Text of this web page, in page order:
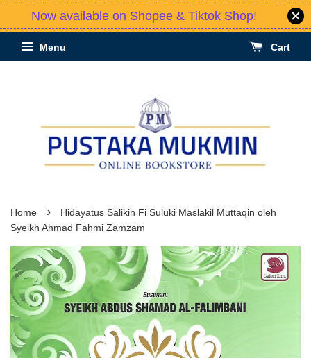
Now available on Shopee & Tiktok Shop!
Menu Cart
Home ›
Hidayatus Salikin Fi Suluki Maslakil Muttaqin oleh
Syeikh Ahmad Fahmi Zamzam